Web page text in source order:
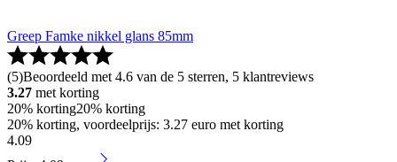
Greep Famke nikkel glans 85mm
(5)Beoordeeld met 4.6 van de 5 sterren, 5 klantreviews
3.27 met korting
20% korting20% korting
20% korting, voordeelprijs: 3.27 euro met korting
4.09